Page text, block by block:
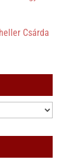
Csárda